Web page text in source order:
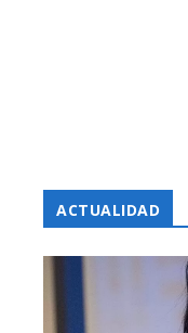
ACTUALIDAD